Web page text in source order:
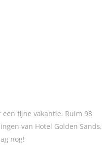
fijne vakantie. Ruim 98
van Hotel Golden Sands,
nog!